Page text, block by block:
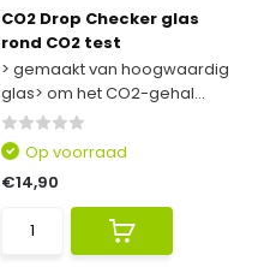
CO2 Drop Checker glas
rond CO2 test
> gemaakt van hoogwaardig
glas> om het CO2-gehal...
Op voorraad
€14,90